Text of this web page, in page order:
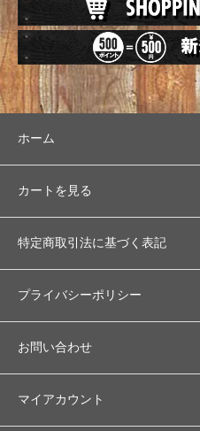
ホーム
カートを見る
特定商取引法に基づく表記
プライバシーポリシー
お問い合わせ
マイアカウント